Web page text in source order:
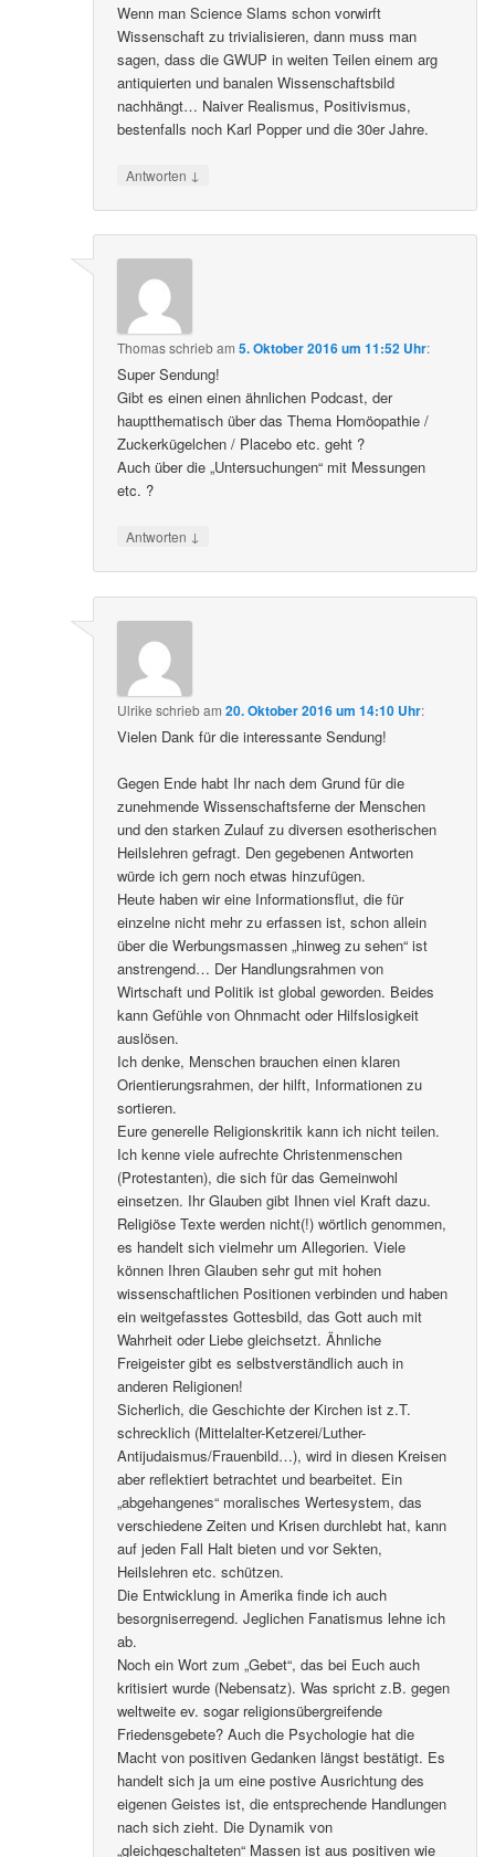
Wenn man Science Slams schon vorwirft
Wissenschaft zu trivialisieren, dann muss man
sagen, dass die GWUP in weiten Teilen einem arg
antiquierten und banalen Wissenschaftsbild
nachhängt… Naiver Realismus, Positivismus,
bestenfalls noch Karl Popper und die 30er Jahre.
Antworten ↓
Thomasschriebam5. Oktober 2016 um 11:52 Uhr:
Super Sendung!
Gibt es einen einen ähnlichen Podcast, der
hauptthematisch über das Thema Homöopathie /
Zuckerkügelchen / Placebo etc. geht ?
Auch über die „Untersuchungen“ mit Messungen
etc. ?
Antworten ↓
Ulrike schriebam20. Oktober 2016 um 14:10 Uhr:
Vielen Dank für die interessante Sendung!
Gegen Ende habt Ihr nach dem Grund für die
zunehmende Wissenschaftsferne der Menschen
und den starken Zulauf zu diversen esotherischen
Heilslehren gefragt. Den gegebenen Antworten
würde ich gern noch etwas hinzufügen.
Heute haben wir eine Informationsflut, die für
einzelne nicht mehr zu erfassen ist, schon allein
über die Werbungsmassen „hinweg zu sehen“ ist
anstrengend… Der Handlungsrahmen von
Wirtschaft und Politik ist global geworden. Beides
kann Gefühle von Ohnmacht oder Hilfslosigkeit
auslösen.
Ich denke, Menschen brauchen einen klaren
Orientierungsrahmen, der hilft, Informationen zu
sortieren.
Eure generelle Religionskritik kann ich nicht teilen.
Ich kenne viele aufrechte Christenmenschen
(Protestanten), die sich für das Gemeinwohl
einsetzen. Ihr Glauben gibt Ihnen viel Kraft dazu.
Religiöse Texte werden nicht(!) wörtlich genommen,
es handelt sich vielmehr um Allegorien. Viele
können Ihren Glauben sehr gut mit hohen
wissenschaftlichen Positionen verbinden und haben
ein weitgefasstes Gottesbild, das Gott auch mit
Wahrheit oder Liebe gleichsetzt. Ähnliche
Freigeister gibt es selbstverständlich auch in
anderen Religionen!
Sicherlich, die Geschichte der Kirchen ist z.T.
schrecklich (Mittelalter-Ketzerei/Luther-
Antijudaismus/Frauenbild…), wird in diesen Kreisen
aber reflektiert betrachtet und bearbeitet. Ein
„abgehangenes“ moralisches Wertesystem, das
verschiedene Zeiten und Krisen durchlebt hat, kann
auf jeden Fall Halt bieten und vor Sekten,
Heilslehren etc. schützen.
Die Entwicklung in Amerika finde ich auch
besorgniserregend. Jeglichen Fanatismus lehne ich
ab.
Noch ein Wort zum „Gebet“, das bei Euch auch
kritisiert wurde (Nebensatz). Was spricht z.B. gegen
weltweite ev. sogar religionsübergreifende
Friedensgebete? Auch die Psychologie hat die
Macht von positiven Gedanken längst bestätigt. Es
handelt sich ja um eine postive Ausrichtung des
eigenen Geistes ist, die entsprechende Handlungen
nach sich zieht. Die Dynamik von
„gleichgeschalteten“ Massen ist aus positiven wie